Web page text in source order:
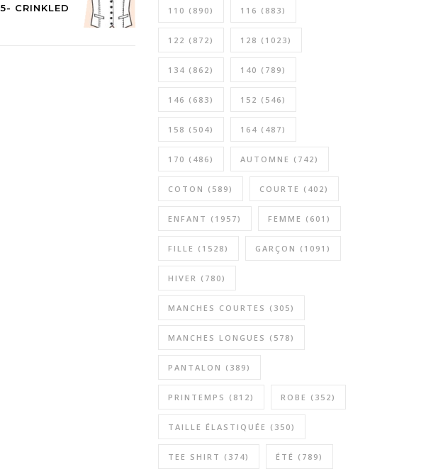
5- CRINKLED 110 (890) 116 (883)
122 (872) 128 (1023)
134 (862) 140 (789)
146 (683) 152 (546)
158 (504) 164 (487)
170 (486) AUTOMNE (742)
COTON (589) COURTE (402)
ENFANT (1957) FEMME (601)
FILLE (1528) GARÇON (1091)
HIVER (780)
MANCHES COURTES (305)
MANCHES LONGUES (578)
PANTALON (389)
PRINTEMPS (812) ROBE (352)
TAILLE ÉLASTIQUÉE (350)
TEE SHIRT (374) ÉTÉ (789)